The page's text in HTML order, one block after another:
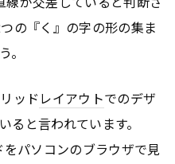
の『く』の字の形の集ま
。
ッド レイアウトでのデザ
ると言われています。
パソコンのブラウザで見